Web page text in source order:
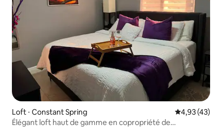
Loft ⋅ Constant Spring Évaluation
4,93 (43)
Élégant loft haut de gamme en copropriété de